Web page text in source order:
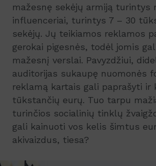
mažesnę sekėjų armiją turintys
influenceriai, turintys 7 – 30
sekėjų. Jų teikiamos reklamos
gerokai pigesnės, todėl jomis
mažesnį verslai. Pavyzdžiui,
auditorijas sukaupę nuomonės
reklamą kartais gali paprašyti ir
tūkstančių eurų. Tuo tarpu
turinčios socialinių tinklų
gali kainuoti vos kelis šimtus
akivaizdus, tiesa?